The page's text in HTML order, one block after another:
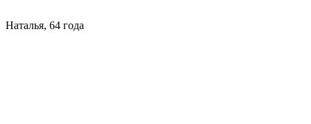
Наталья, 64 года